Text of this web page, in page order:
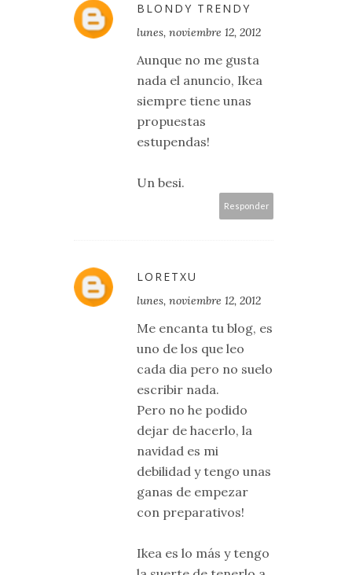
BLONDY TRENDY
lunes, noviembre 12, 2012
Aunque no me gusta
nada el anuncio, Ikea
siempre tiene unas
propuestas
estupendas!
Un besi.
Responder
LORETXU
lunes, noviembre 12, 2012
Me encanta tu blog, es
uno de los que leo
cada dia pero no suelo
escribir nada.
Pero no he podido
dejar de hacerlo, la
navidad es mi
debilidad y tengo unas
ganas de empezar
con preparativos!
Ikea es lo más y tengo